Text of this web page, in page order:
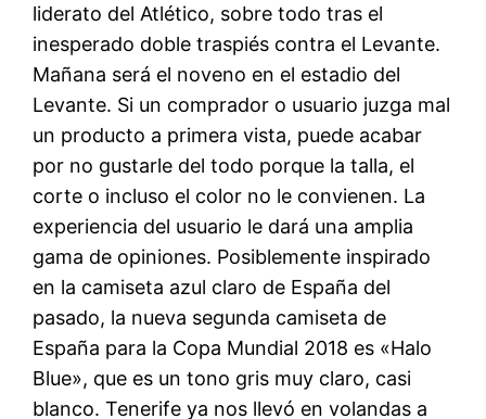
liderato del Atlético, sobre todo tras el
inesperado doble traspiés contra el Levante.
Mañana será el noveno en el estadio del
Levante. Si un comprador o usuario juzga mal
un producto a primera vista, puede acabar
por no gustarle del todo porque la talla, el
corte o incluso el color no le convienen. La
experiencia del usuario le dará una amplia
gama de opiniones. Posiblemente inspirado
en la camiseta azul claro de España del
pasado, la nueva segunda camiseta de
España para la Copa Mundial 2018 es «Halo
Blue», que es un tono gris muy claro, casi
blanco. Tenerife ya nos llevó en volandas a